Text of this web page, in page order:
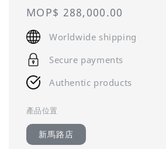
Regular
price
MOP$ 288,000.00
Worldwide shipping
Secure payments
Authentic products
產品位置
新馬路店